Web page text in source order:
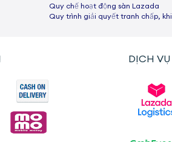
Quy chế hoạt động sàn Lazada
Quy trình giải quyết tranh chấp,
DỊCH